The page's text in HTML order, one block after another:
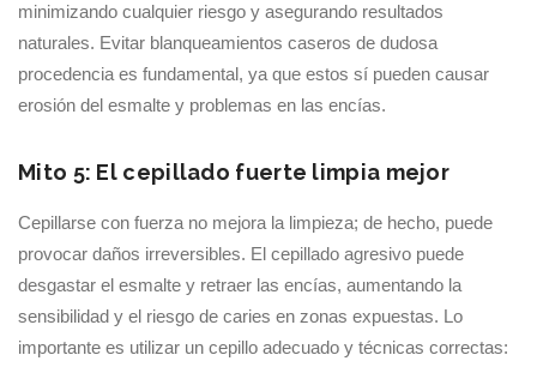
minimizando cualquier riesgo y asegurando resultados
naturales. Evitar blanqueamientos caseros de dudosa
procedencia es fundamental, ya que estos sí pueden causar
erosión del esmalte y problemas en las encías.
Mito 5: El cepillado fuerte limpia mejor
Cepillarse con fuerza no mejora la limpieza; de hecho, puede
provocar daños irreversibles. El cepillado agresivo puede
desgastar el esmalte y retraer las encías, aumentando la
sensibilidad y el riesgo de caries en zonas expuestas. Lo
importante es utilizar un cepillo adecuado y técnicas correctas: